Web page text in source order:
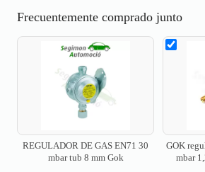
Frecuentemente comprado junto
REGULADOR DE GAS EN71 30
mbar tub 8 mm Gok
GOK
mbar